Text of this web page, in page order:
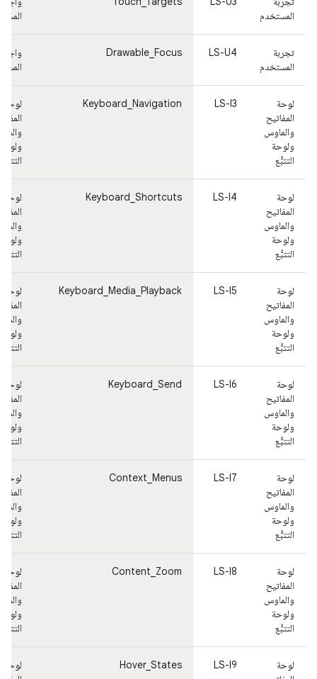
المستخدم
تجربة
المستخدم
LS-U4
Drawable_Focus
واجهة
لوحة
المفاتيح
والماوس
ولوحة
التتبُّع
LS-I3
Keyboard_Navigation
لوحة
ولوحة
التتبُّع
لوحة
المفاتيح
والماوس
ولوحة
التتبُّع
LS-I4
Keyboard_Shortcuts
لوحة
ولوحة
التتبُّع
لوحة
المفاتيح
والماوس
ولوحة
التتبُّع
LS-I5
Keyboard_Media_Playback
لوحة
ولوحة
التتبُّع
لوحة
المفاتيح
والماوس
ولوحة
التتبُّع
LS-I6
Keyboard_Send
لوحة
ولوحة
التتبُّع
لوحة
المفاتيح
والماوس
ولوحة
التتبُّع
LS-I7
Context_Menus
لوحة
ولوحة
التتبُّع
لوحة
المفاتيح
والماوس
ولوحة
التتبُّع
LS-I8
Content_Zoom
لوحة
ولوحة
التتبُّع
لوحة
LS-I9
Hover_States
لوحة